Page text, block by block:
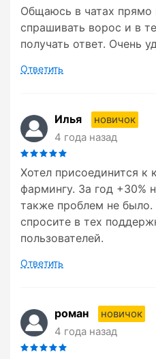
Общаюсь в чатах прямо
спрашивать ворос и в
получать ответ. Очень
Ответить
Илья
новичок
4 года назад
Хотел присоединится к
фармингу. За год +30%
также проблем не было.
спросите в тех
пользователей.
Ответить
роман
новичок
4 года назад